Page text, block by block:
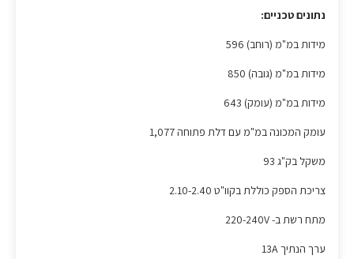
נתונים טכניים:
מידות במ"מ (רוחב) 596
מידות במ"מ (גובה) 850
מידות במ"מ (עומק) 643
עומק המכונה במ"מ עם דלת פתוחה 1,077
משקל בק"ג 93
צריכת הספק כוללת בקוו"ט 2.10-2.40
מתח רשת ב- 220-240V
ערך הנתיך 13A